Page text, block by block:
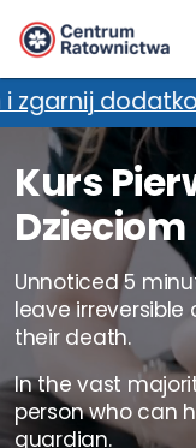
100
Kurs
Dzieciom
Unnoticed 5
leave
their death.
In the vast
person who can
guardian.